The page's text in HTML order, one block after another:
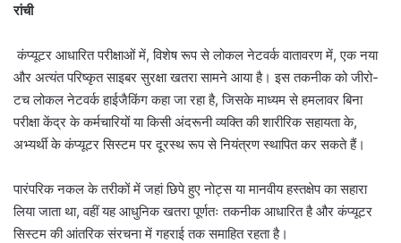
रांची
कंप्यूटर आधारित परीक्षाओं में, विशेष रूप से लोकल नेटवर्क वातावरण में, एक नया
और अत्यंत परिष्कृत साइबर सुरक्षा खतरा सामने आया है। इस तकनीक को जीरो-
टच लोकल नेटवर्क हाईजैकिंग कहा जा रहा है, जिसके माध्यम से हमलावर बिना
परीक्षा केंद्र के कर्मचारियों या किसी अंदरूनी व्यक्ति की शारीरिक सहायता के,
अभ्यर्थी के कंप्यूटर सिस्टम पर दूरस्थ रूप से नियंत्रण स्थापित कर सकते हैं।
पारंपरिक नकल के तरीकों में जहां छिपे हुए नोट्स या मानवीय हस्तक्षेप का सहारा
लिया जाता था, वहीं यह आधुनिक खतरा पूर्णतः तकनीक आधारित है और कंप्यूटर
सिस्टम की आंतरिक संरचना में गहराई तक समाहित रहता है।